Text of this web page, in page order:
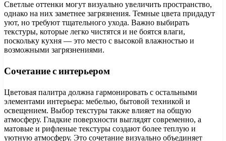
Светлые оттенки могут визуально увеличить пространство,
однако на них заметнее загрязнения. Темные цвета придадут
уют, но требуют тщательного ухода. Важно выбирать
текстуры, которые легко чистятся и не боятся влаги,
поскольку кухня — это место с высокой влажностью и
возможными загрязнениями.
Сочетание с интерьером
Цветовая палитра должна гармонировать с остальными
элементами интерьера: мебелью, бытовой техникой и
освещением. Выбор текстуры также влияет на общую
атмосферу. Гладкие поверхности выглядят современно, а
матовые и рифленые текстуры создают более теплую и
уютную атмосферу. Это сочетание визуально объединяет